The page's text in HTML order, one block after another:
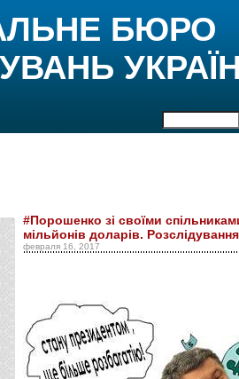
БЮРО
#Порошенко зі своїми
мільйонів доларів.
февраля 16, 2017